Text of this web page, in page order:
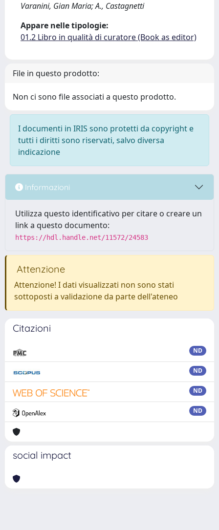
Varanini, Gian Maria; A., Castagnetti
Appare nelle tipologie:
01.2 Libro in qualità di curatore (Book as editor)
File in questo prodotto:
Non ci sono file associati a questo prodotto.
I documenti in IRIS sono protetti da copyright e
tutti i diritti sono riservati, salvo diversa
indicazione
Informazioni
Utilizza questo identificativo per citare o creare un
link a questo documento:
https://hdl.handle.net/11572/24583
Attenzione
Attenzione! I dati visualizzati non sono stati
sottoposti a validazione da parte dell'ateneo
Citazioni
ND
ND
ND
ND
social impact